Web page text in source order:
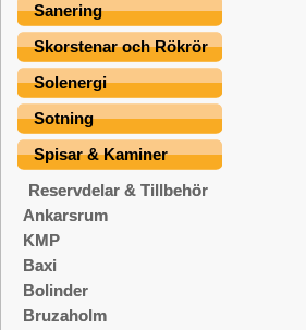
Sanering
Skorstenar och Rökrör
Solenergi
Sotning
Spisar & Kaminer
Reservdelar & Tillbehör
Ankarsrum
KMP
Baxi
Bolinder
Bruzaholm